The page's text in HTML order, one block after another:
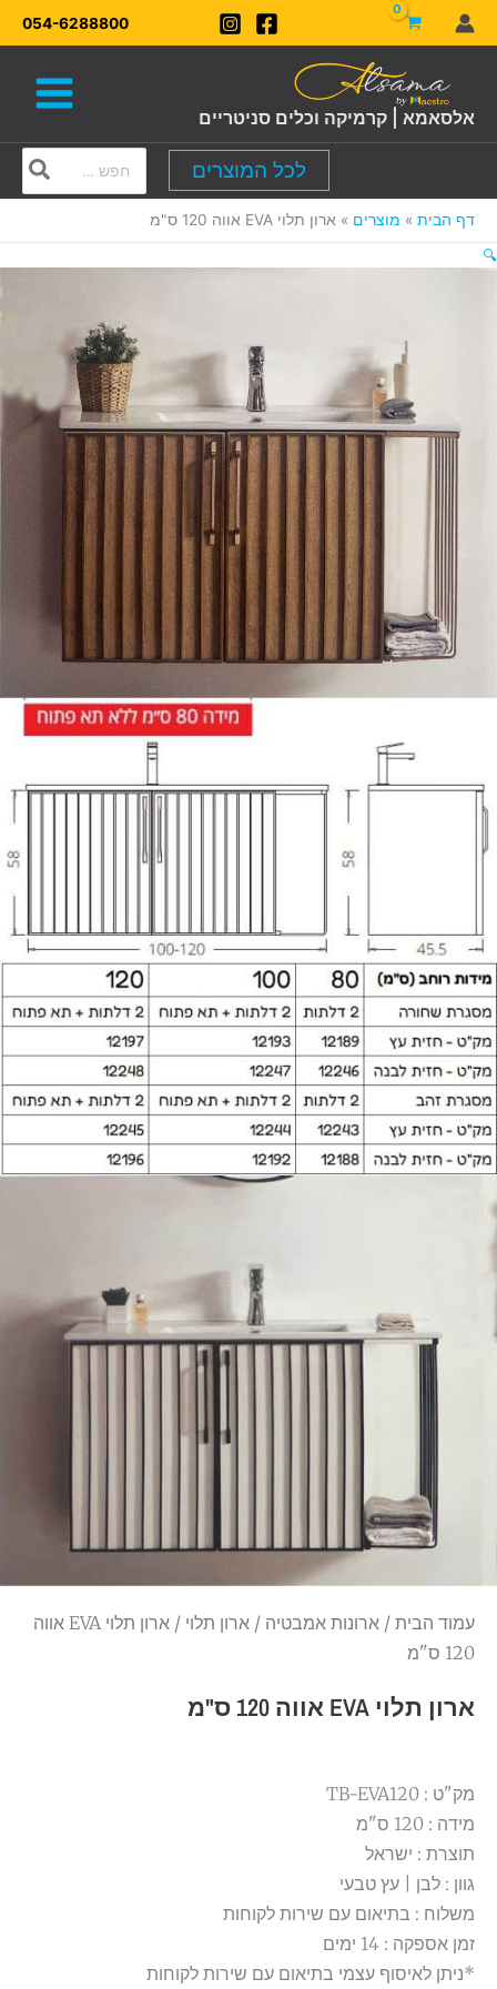
דילוג
לתוכן
054-6288800
אלסאמא | קרמיקה וכלים סניטריים
לכל המוצרים
for:
דף הבית מוצרים
ארון תלוי EVA אווה 120 ס"מ
🔍
עמוד הבית / ארונות אמבטיה / ארון תלוי
/ ארון תלוי EVA אווה
120 ס"מ
ארון תלוי EVA אווה 120 ס"מ
מק"ט : TB-EVA120
מידה : 120 ס"מ
תוצרת : ישראל
גוון : לבן | עץ טבעי
משלוח : בתיאום עם שירות לקוחות
זמן אספקה : 14 ימים
*ניתן לאיסוף עצמי בתיאום עם שירות לקוחות